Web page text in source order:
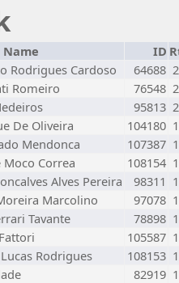
Name ID
Rodrigues Cardoso 64688
Romeiro 76548
95813
De Oliveira 104180
Mendonca 107387
Correa 108154
Alves Pereira 98311
Marcolino 97078
Tavante 78898
105587
Rodrigues 108153
82919